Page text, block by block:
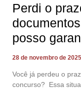
Perdi o
posso
28 de novembro de 2025
Você já perdeu o
concurso? Essa